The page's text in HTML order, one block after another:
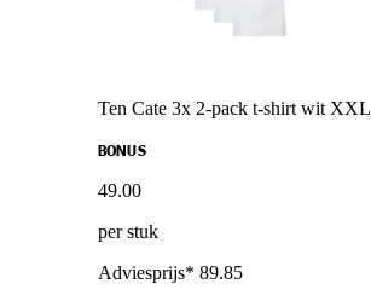
Ten Cate 3x 2-pack t-shirt wit XXL
BONUS
49.00
per stuk
Adviesprijs* 89.85